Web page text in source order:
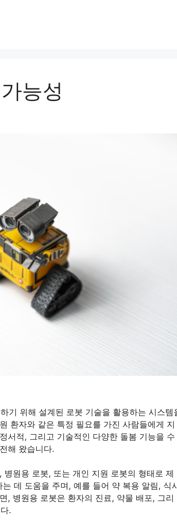
능성
기 위해 설계된 로봇 기술을 활용하는 시스템
환자와 같은 특정 필요를 가진 사람들에게 지
서적, 그리고 기술적인 다양한 돌봄 기능을 수
해 왔습니다.
원용 로봇, 또는 개인 지원 로봇의 형태로 제
데 도움을 주며, 예를 들어 약 복용 알림, 식
, 병원용 로봇은 환자의 진료, 약물 배포, 그리
.